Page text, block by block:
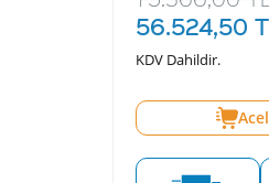
56.524,50
KDV Dahildir.